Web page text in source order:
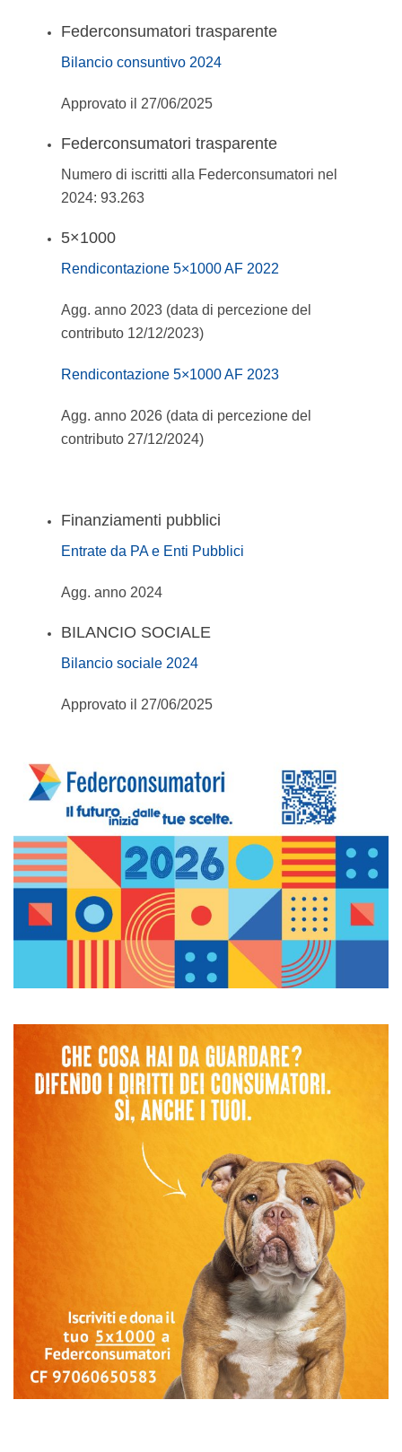
Federconsumatori trasparente
Bilancio consuntivo 2024
Approvato il 27/06/2025
Federconsumatori trasparente
Numero di iscritti alla Federconsumatori nel
2024: 93.263
5×1000
Rendicontazione 5×1000 AF 2022
Agg. anno 2023 (data di percezione del
contributo 12/12/2023)
Rendicontazione 5×1000 AF 2023
Agg. anno 2026 (data di percezione del
contributo 27/12/2024)
Finanziamenti pubblici
Entrate da PA e Enti Pubblici
Agg. anno 2024
BILANCIO SOCIALE
Bilancio sociale 2024
Approvato il 27/06/2025